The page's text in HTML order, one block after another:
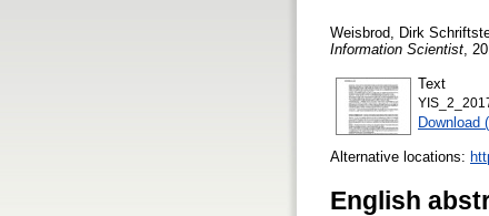
Weisbrod, Dirk
Information Scientist ,
Text
Download
Alternative locations:
English